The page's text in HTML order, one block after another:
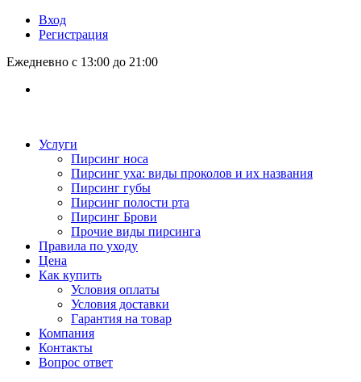
Вход
Регистрация
Ежедневно с 13:00 до 21:00
Услуги
Пирсинг носа
Пирсинг уха: виды проколов и их названия
Пирсинг губы
Пирсинг полости рта
Пирсинг Брови
Прочие виды пирсинга
Правила по уходу
Цена
Как купить
Условия оплаты
Условия доставки
Гарантия на товар
Компания
Контакты
Вопрос ответ